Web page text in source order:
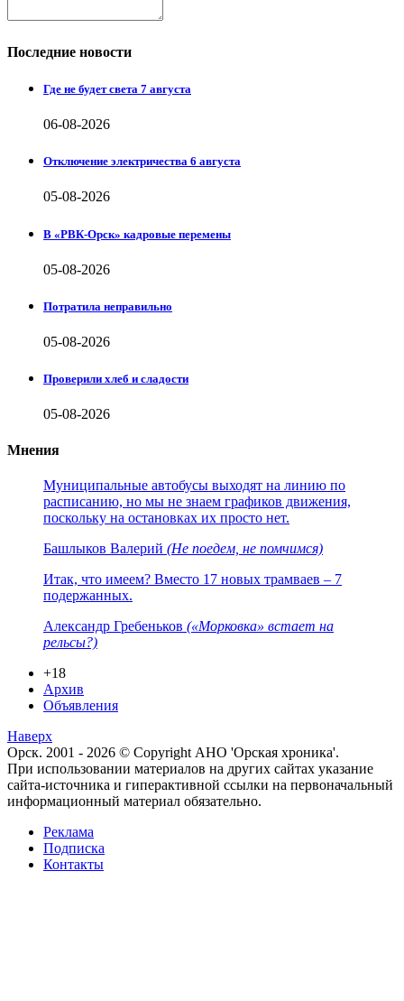
Последние новости
Где не будет света 7 августа
06-08-2026
Отключение электричества 6 августа
05-08-2026
В «РВК-Орск» кадровые перемены
05-08-2026
Потратила неправильно
05-08-2026
Проверили хлеб и сладости
05-08-2026
Мнения
Муниципальные автобусы выходят на линию по
расписанию, но мы не знаем графиков движения,
поскольку на остановках их просто нет.
Башлыков Валерий (Не поедем, не помчимся)
Итак, что имеем? Вместо 17 новых трамваев – 7
подержанных.
Александр Гребеньков («Морковка» встает на
рельсы?)
+18
Архив
Объявления
Наверх
Орск. 2001 - 2026 © Copyright АНО 'Орская хроника'.
При использовании материалов на других сайтах указание
сайта-источника и гиперактивной ссылки на первоначальный
информационный материал обязательно.
Реклама
Подписка
Контакты